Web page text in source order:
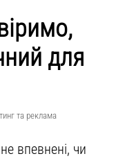
для
та реклама
впевнені, чи